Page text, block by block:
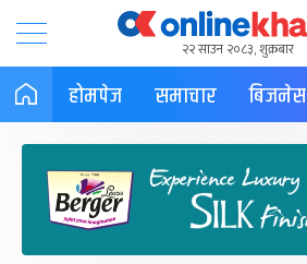
२२ साउन २०८३, शुक्रबार
होमपेज समाचार बिजनेस